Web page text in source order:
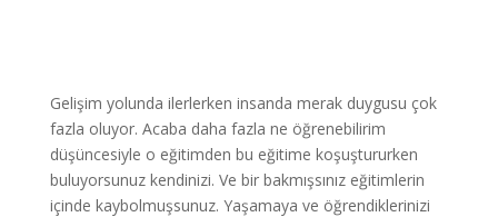
Gelişim yolunda ilerlerken insanda merak duygusu çok
fazla oluyor. Acaba daha fazla ne öğrenebilirim
düşüncesiyle o eğitimden bu eğitime koşuştururken
buluyorsunuz kendinizi. Ve bir bakmışsınız eğitimlerin
içinde kaybolmuşsunuz. Yaşamaya ve öğrendiklerinizi